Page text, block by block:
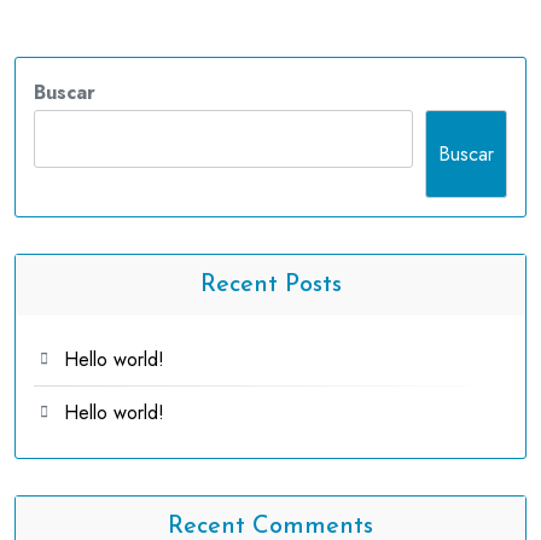
Buscar
Buscar
Recent Posts
Hello world!
Hello world!
Recent Comments